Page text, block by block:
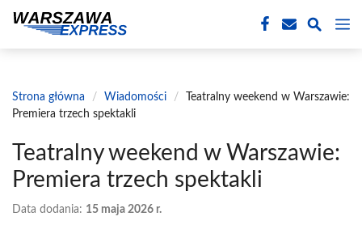
treści
Strona główna / Wiadomości /
Teatralny weekend w Warszawie:
Premiera trzech spektakli
Teatralny weekend w Warszawie:
Premiera trzech spektakli
Data dodania: 15 maja 2026 r.